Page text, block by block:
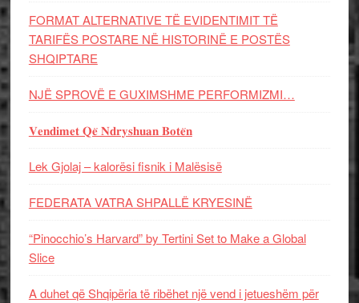
FORMAT ALTERNATIVE TË EVIDENTIMIT TË
TARIFËS POSTARE NË HISTORINË E POSTËS
SHQIPTARE
NJË SPROVË E GUXIMSHME PERFORMIZMI…
𝐕𝐞𝐧𝐝𝐢𝐦𝐞𝐭 𝐐𝐞̈ 𝐍𝐝𝐫𝐲𝐬𝐡𝐮𝐚𝐧 𝐁𝐨𝐭𝐞̈𝐧
Lek Gjolaj – kalorësi fisnik i Malësisë
FEDERATA VATRA SHPALLË KRYESINË
“Pinocchio’s Harvard” by Tertini Set to Make a Global
Slice
A duhet që Shqipëria të ribëhet një vend i jetueshëm për